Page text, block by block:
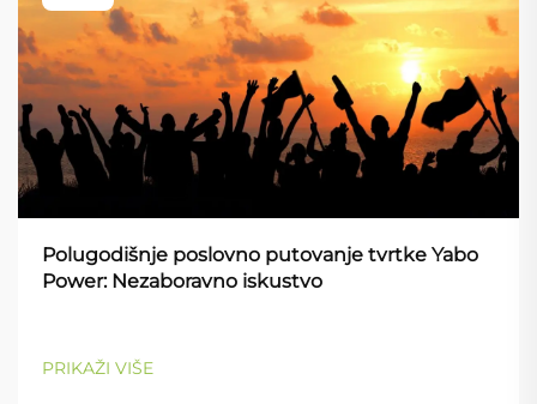
Polugodišnje poslovno putovanje tvrtke Yabo
Power: Nezaboravno iskustvo
PRIKAŽI VIŠE